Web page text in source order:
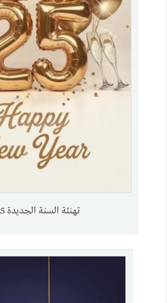
تهنئة السنة الجديدة 2025.